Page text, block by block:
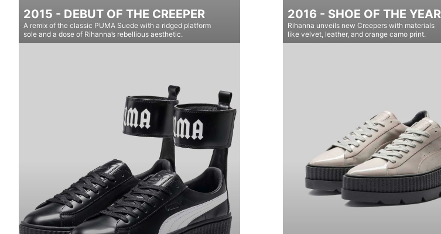
2015 - DEBUT OF THE CREEPER
A remix of the classic PUMA Suede with a ridged platform
sole and a dose of Rihanna’s rebellious aesthetic.
2016 - SHOE OF THE YEAR
Rihanna unveils new Creepers with materials
like velvet, leather, and orange camo print.